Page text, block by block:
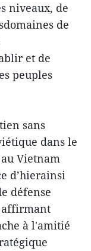
niveaux, de
de
et de
peuples
sans
dans le
Vietnam
d’hierainsi
défense
affirmant
à l'amitié